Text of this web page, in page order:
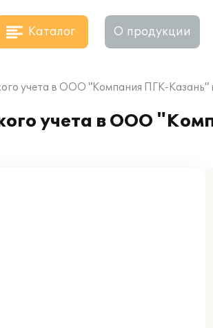
Каталог О продукции
учета в ООО "Компания ПГК-Казань"
учета в ООО